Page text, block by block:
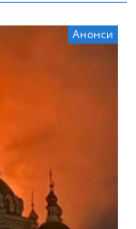
Анонси